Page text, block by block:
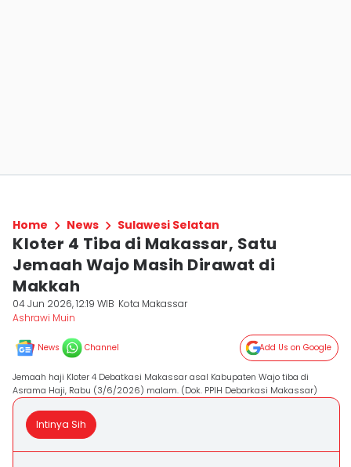
Home News Sulawesi Selatan
Kloter 4 Tiba di Makassar, Satu
Jemaah Wajo Masih Dirawat di
Makkah
04 Jun 2026, 12:19 WIB Kota Makassar
Ashrawi Muin
News Channel Add Us on Google
Jemaah haji Kloter 4 Debatkasi Makassar asal Kabupaten Wajo tiba di
Asrama Haji, Rabu (3/6/2026) malam. (Dok. PPIH Debarkasi Makassar)
Intinya Sih